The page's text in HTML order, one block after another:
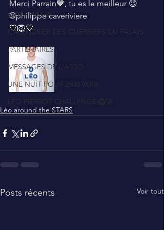
COIN PRESSE
CALENDRIER DES GUERRIERS DU PALAIS
PARTENAIRES
MESSAGES DE L'ASSO
UNE NUIT POUR 2500 VOIX
LEO PIERROT CHALLENGE 🦁🚀
Merci Parrain💙, tu es le meilleur 😉
@philippe caveriviere
💙🦁💙
Léo around the STARS
Posts récents Voir tout